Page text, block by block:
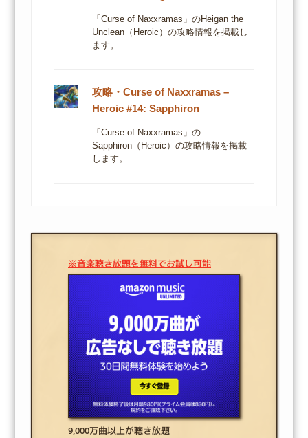
「Curse of Naxxramas」のHeigan the
Unclean（Heroic）の攻略情報を掲載し
ます。
攻略・Curse of Naxxramas –
Heroic #14: Sapphiron
「Curse of Naxxramas」の
Sapphiron（Heroic）の攻略情報を掲載
します。
※音楽聴き放題を無料でお試し可能
9,000万曲以上が聴き放題